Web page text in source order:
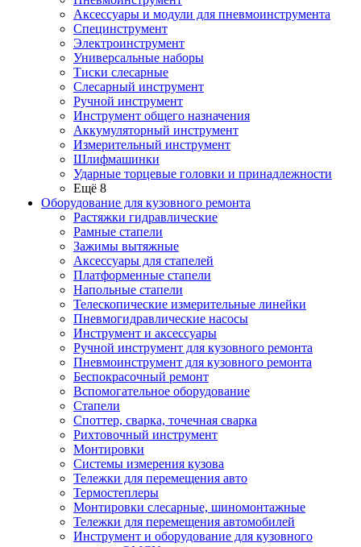
Аксессуары и модули для пневмоинструмента
Специнструмент
Электроинструмент
Универсальные наборы
Тиски слесарные
Слесарный инструмент
Ручной инструмент
Инструмент общего назначения
Аккумуляторный инструмент
Измерительный инструмент
Шлифмашинки
Ударные торцевые головки и принадлежности
Ещё 8
Оборудование для кузовного ремонта
Растяжки гидравлические
Рамные стапели
Зажимы вытяжные
Аксессуары для стапелей
Платформенные стапели
Напольные стапели
Телескопические измерительные линейки
Пневмогидравлические насосы
Инструмент и аксессуары
Ручной инструмент для кузовного ремонта
Пневмоинструмент для кузовного ремонта
Беспокрасочный ремонт
Вспомогательное оборудование
Стапели
Споттер, сварка, точечная сварка
Рихтовочный инструмент
Монтировки
Системы измерения кузова
Тележки для перемещения авто
Термостеплеры
Монтировки слесарные, шиномонтажные
Тележки для перемещения автомобилей
Инструмент и оборудование для кузовного